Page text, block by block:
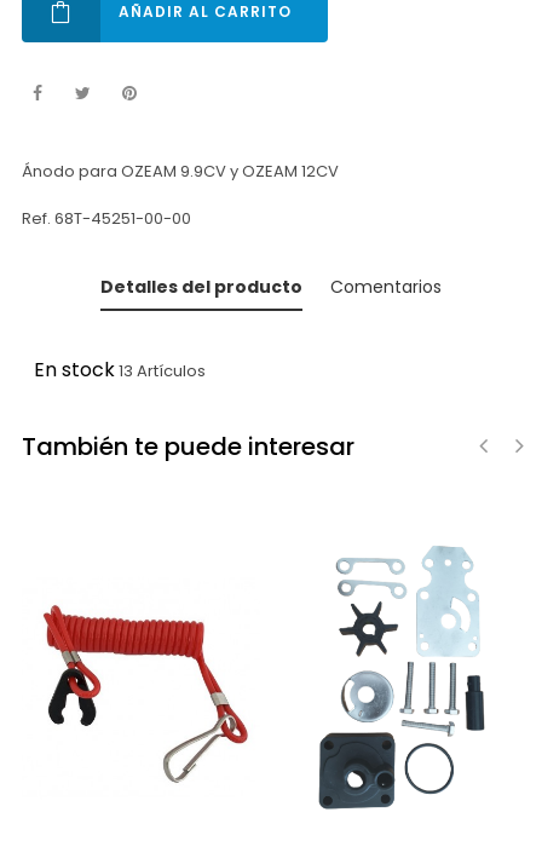
AÑADIR AL CARRITO
Ánodo para OZEAM 9.9CV y OZEAM 12CV
Ref. 68T-45251-00-00
Detalles del producto Comentarios
En stock13 Artículos
También te puede interesar